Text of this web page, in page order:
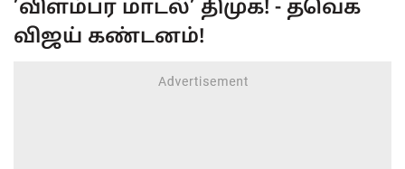
’விளம்பர மாடல்’ திமுக! - தவெக
விஜய் கண்டனம்!